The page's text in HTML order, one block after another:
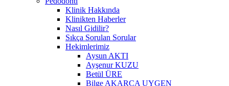
Klinik Hakkında
Klinikten Haberler
Nasıl Gidilir?
Sıkça Sorulan Sorular
Hekimlerimiz
Aysun AKTI
Ayşenur KUZU
Betül ÜRE
Bilge AKARCA UYGEN